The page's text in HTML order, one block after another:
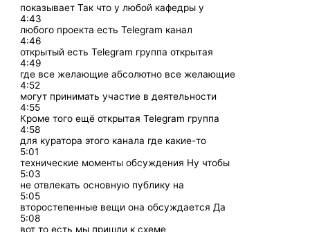
показывает Так что у любой кафедры у
4:43
любого проекта есть Telegram канал
4:46
открытый есть Telegram группа открытая
4:49
где все желающие абсолютно все желающие
4:52
могут принимать участие в деятельности
4:55
Кроме того ещё открытая Telegram группа
4:58
для куратора этого канала где какие-то
5:01
технические моменты обсуждения Ну чтобы
5:03
не отвлекать основную публику на
5:05
второстепенные вещи она обсуждается Да
5:08
вот то есть мы пришли к схеме